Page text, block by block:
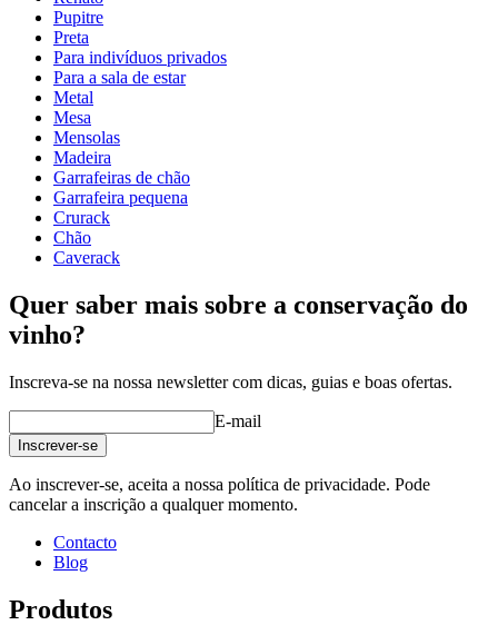
Dimensões (LxAxP cm)
Altura (cm)67
Largura (cm)
profundidade (cm)
Peso (kg)
Pupitre
Preta
Para indivíduos privados
Para a sala de estar
Metal
Mesa
Mensolas
Madeira
Garrafeiras de chão
Garrafeira pequena
Crurack
Chão
Caverack
Quer saber mais sobre a conservação do
vinho?
Inscreva-se na nossa newsletter com dicas, guias e boas ofertas.
E-mail
Inscrever-se
Ao inscrever-se, aceita a nossa política de privacidade. Pode
cancelar a inscrição a qualquer momento.
Contacto
Blog
Produtos